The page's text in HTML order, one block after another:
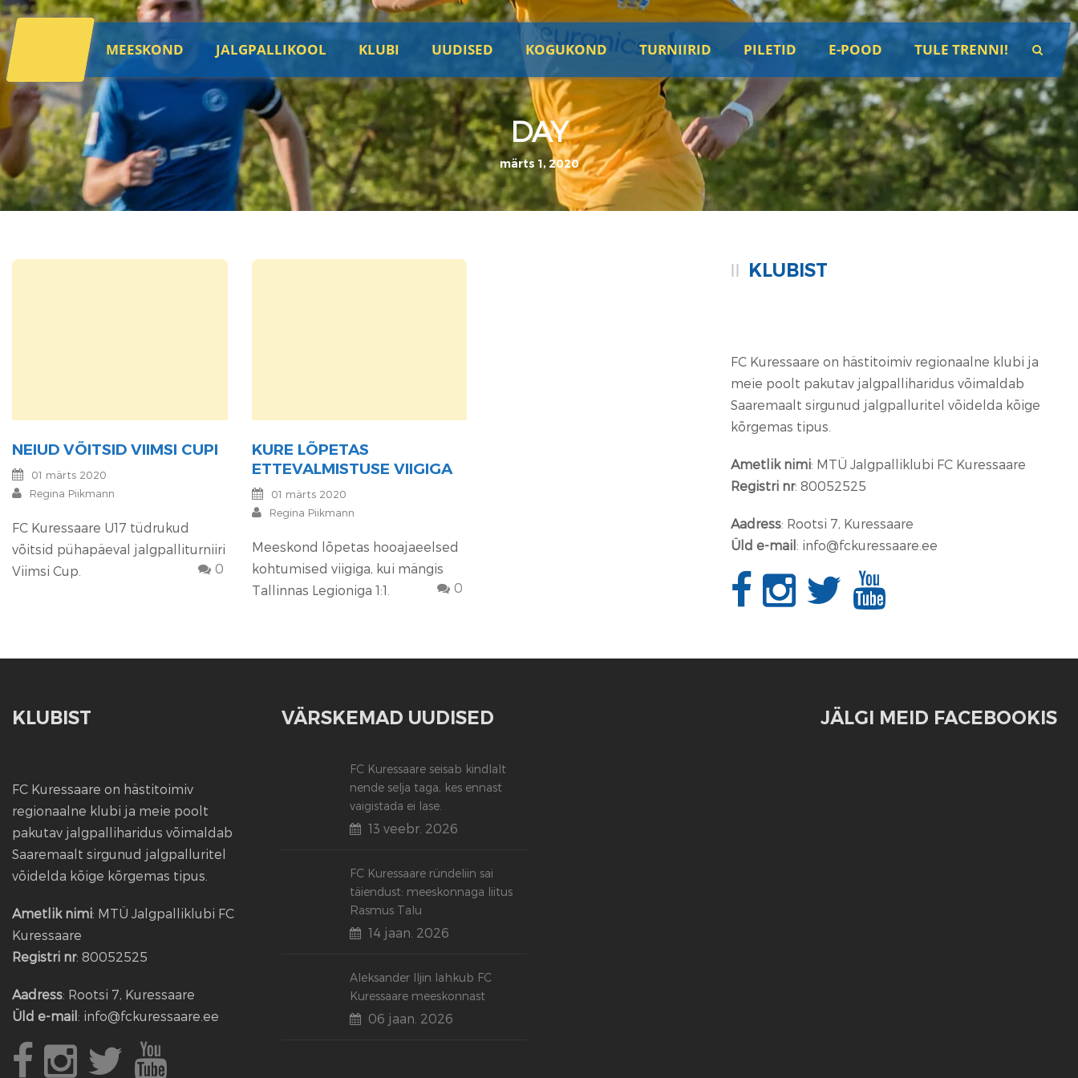
MEESKOND JALGPALLIKOOL KLUBI UUDISED KOGUKOND TURNIIRID PILETID E-POOD TULE TRENNI!
DAY
märts 1, 2020
NEIUD VÕITSID VIIMSI CUPI
01 märts 2020
Regina Piikmann
FC Kuressaare U17 tüdrukud
võitsid pühapäeval jalgpalliturniiri
Viimsi Cup.
0
KURE LÕPETAS
ETTEVALMISTUSE VIIGIGA
01 märts 2020
Regina Piikmann
Meeskond lõpetas hooajaeelsed
kohtumised viigiga, kui mängis
Tallinnas Legioniga 1:1.
0
KLUBIST
FC Kuressaare on hästitoimiv regionaalne klubi ja
meie poolt pakutav jalgpalliharidus võimaldab
Saaremaalt sirgunud jalgpalluritel võidelda kõige
kõrgemas tipus.
Ametlik nimi: MTÜ Jalgpalliklubi FC Kuressaare
Registri nr: 80052525
Aadress: Rootsi 7, Kuressaare
Üld e-mail: info@fckuressaare.ee
KLUBIST
FC Kuressaare on hästitoimiv
regionaalne klubi ja meie poolt
pakutav jalgpalliharidus võimaldab
Saaremaalt sirgunud jalgpalluritel
võidelda kõige kõrgemas tipus.
Ametlik nimi: MTÜ Jalgpalliklubi FC
Kuressaare
Registri nr: 80052525
Aadress: Rootsi 7, Kuressaare
Üld e-mail: info@fckuressaare.ee
VÄRSKEMAD UUDISED
FC Kuressaare seisab kindlalt
nende selja taga, kes ennast
vaigistada ei lase.
13 veebr. 2026
FC Kuressaare ründeliin sai
täiendust: meeskonnaga liitus
Rasmus Talu
14 jaan. 2026
Aleksander Iljin lahkub FC
Kuressaare meeskonnast
06 jaan. 2026
JÄLGI MEID FACEBOOKIS